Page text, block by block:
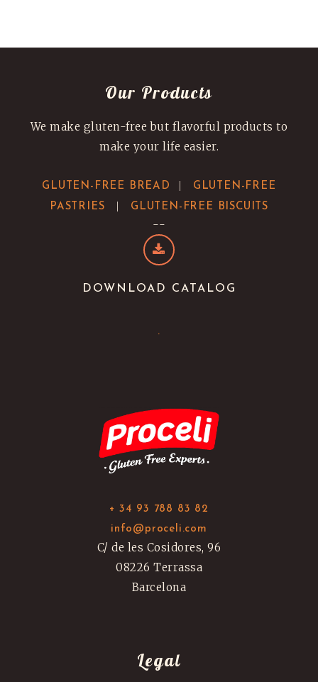
Our Products
We make gluten-free but flavorful products to
make your life easier.
GLUTEN-FREE BREAD |
GLUTEN-FREE
PASTRIES
| GLUTEN-FREE BISCUITS
--
DOWNLOAD CATALOG
.
+ 34 93 788 83 82
info@proceli.com
C/ de les Cosidores, 96
08226 Terrassa
Barcelona
Legal